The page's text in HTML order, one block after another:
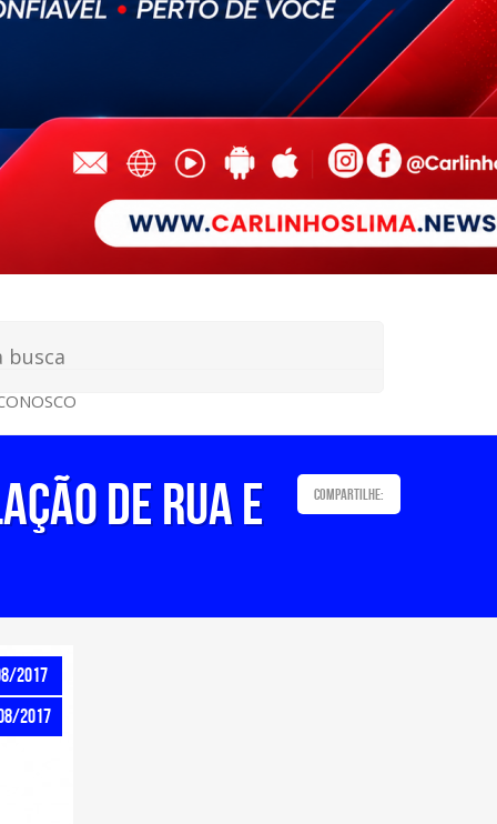
DE RUA E
Compartilhe:
2017
2017